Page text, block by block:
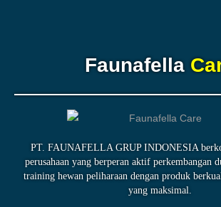
Faunafella
PT. FAUNAFELLA GRUP INDONESIA
perusahaan yang berperan aktif perkembangan
training hewan peliharaan dengan produk
yang maksimal.